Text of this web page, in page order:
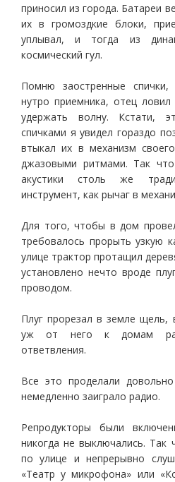
приносил из города. Батареи
их в громоздкие блоки,
уплывал, и тогда из
космический гул.
Помню заостренные
нутро приемника, отец
удержать волну. Кстати,
спичками я увидел гораздо
втыкал их в механизм
джазовыми ритмами. Так
акустики столь же
инструмент, как рычаг в
Для того, чтобы в дом
требовалось прорыть узкую
улице трактор протащил
установлено нечто вроде
проводом.
Плуг прорезал в земле щель,
уж от него к домам
ответвления.
Все это проделали
немедленно заиграло радио.
Репродукторы были
никогда не выключались.
по улице и непрерывно
«Театр у микрофона» или